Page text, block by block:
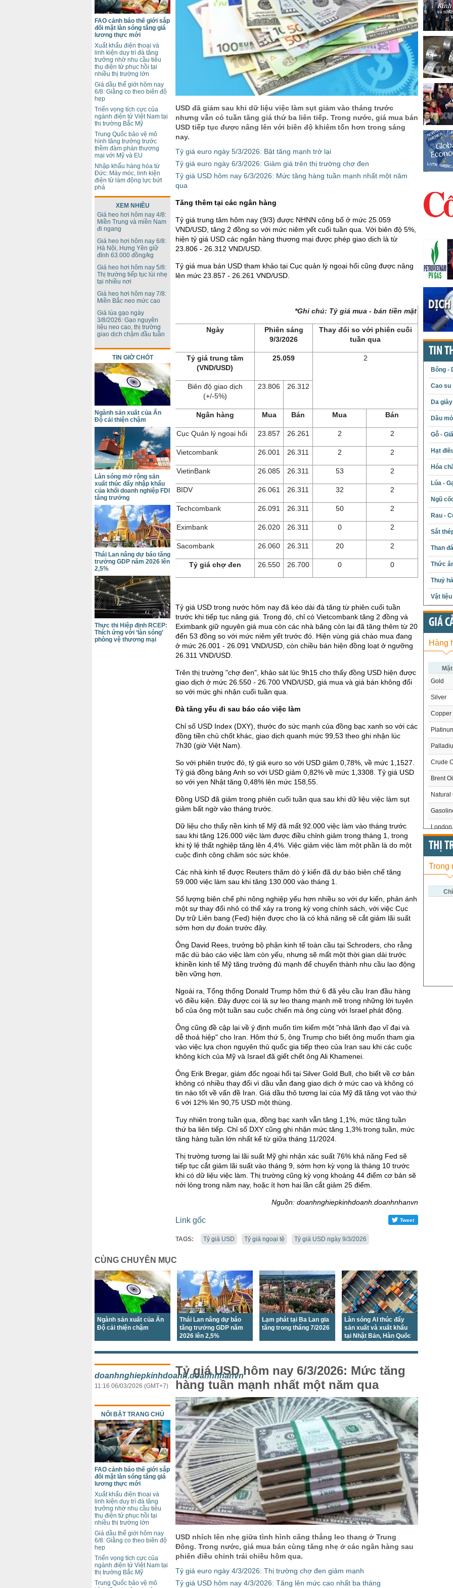
USD đã giảm sau khi dữ liệu việc làm sụt giảm vào tháng trước
nhưng vẫn có tuần tăng giá thứ ba liên tiếp. Trong nước, giá mua bán
USD tiếp tục được nâng lên với biên độ khiêm tốn hơn trong sáng
nay.
Tỷ giá euro ngày 5/3/2026: Bật tăng mạnh trở lại
Tỷ giá euro ngày 6/3/2026: Giảm giá trên thị trường chợ đen
Tỷ giá USD hôm nay 6/3/2026: Mức tăng hàng tuần mạnh nhất một năm
qua
Tăng thêm tại các ngân hàng
Tỷ giá trung tâm hôm nay (9/3) được NHNN công bố ở mức 25.059
VND/USD, tăng 2 đồng so với mức niêm yết cuối tuần qua. Với biên độ 5%,
hiện tỷ giá USD các ngân hàng thương mại được phép giao dịch là từ
23.806 - 26.312 VND/USD.
Tỷ giá mua bán USD tham khảo tại Cục quản lý ngoại hối cũng được nâng
lên mức 23.857 - 26.261 VND/USD.
*Ghi chú: Tỷ giá mua - bán tiền mặt
Ngày
Phiên sáng
9/3/2026
Thay đổi so với phiên cuối
tuần qua
Tỷ giá trung tâm
(VND/USD)
25.059 2
Biên độ giao dịch
(+/-5%)
23.806 26.312
Ngân hàng Mua Bán Mua Bán
Cục Quản lý ngoại hối 23.857 26.261 2 2
Vietcombank 26.001 26.311 2 2
VietinBank 26.085 26.311 53 2
BIDV 26.061 26.311 32 2
Techcombank 26.091 26.311 50 2
Eximbank 26.020 26.311 0 2
Sacombank 26.060 26.311 20 2
Tỷ giá chợ đen 26.550 26.700 0 0
Tỷ giá USD trong nước hôm nay đã kéo dài đà tăng từ phiên cuối tuần
trước khi tiếp tục nâng giá. Trong đó, chỉ có Vietcombank tăng 2 đồng và
Eximbank giữ nguyên giá mua còn các nhà băng còn lại đã tăng thêm từ 20
đến 53 đồng so với mức niêm yết trước đó. Hiện vùng giá chào mua đang
ở mức 26.001 - 26.091 VND/USD, còn chiều bán hiện đồng loạt ở ngưỡng
26.311 VND/USD.
Trên thị trường "chợ đen", khảo sát lúc 9h15 cho thấy đồng USD hiện được
giao dịch ở mức 26.550 - 26.700 VND/USD, giá mua và giá bán không đổi
so với mức ghi nhận cuối tuần qua.
Đà tăng yếu đi sau báo cáo việc làm
Chỉ số USD Index (DXY), thước đo sức mạnh của đồng bạc xanh so với các
đồng tiền chủ chốt khác, giao dịch quanh mức 99,53 theo ghi nhận lúc
7h30 (giờ Việt Nam).
So với phiên trước đó, tỷ giá euro so với USD giảm 0,78%, về mức 1,1527.
Tỷ giá đồng bảng Anh so với USD giảm 0,82% về mức 1,3308. Tỷ giá USD
so với yen Nhật tăng 0,48% lên mức 158,55.
Đồng USD đã giảm trong phiên cuối tuần qua sau khi dữ liệu việc làm sụt
giảm bất ngờ vào tháng trước.
Dữ liệu cho thấy nền kinh tế Mỹ đã mất 92.000 việc làm vào tháng trước
sau khi tăng 126.000 việc làm được điều chỉnh giảm trong tháng 1, trong
khi tỷ lệ thất nghiệp tăng lên 4,4%. Việc giảm việc làm một phần là do một
cuộc đình công chăm sóc sức khỏe.
Các nhà kinh tế được Reuters thăm dò ý kiến đã dự báo biên chế tăng
59.000 việc làm sau khi tăng 130.000 vào tháng 1.
Số lượng biên chế phi nông nghiệp yếu hơn nhiều so với dự kiến, phản ánh
một sự thay đổi nhỏ có thể xảy ra trong kỳ vọng chính sách, với việc Cục
Dự trữ Liên bang (Fed) hiện được cho là có khả năng sẽ cắt giảm lãi suất
sớm hơn dự đoán trước đây.
Ông David Rees, trưởng bộ phận kinh tế toàn cầu tại Schroders, cho rằng
mặc dù báo cáo việc làm còn yếu, nhưng sẽ mất một thời gian dài trước
khinền kinh tế Mỹ tăng trưởng đủ mạnh để chuyển thành nhu cầu lao động
bền vững hơn.
Ngoài ra, Tổng thống Donald Trump hôm thứ 6 đã yêu cầu Iran đầu hàng
vô điều kiện. Đây được coi là sự leo thang mạnh mẽ trong những lời tuyên
bố của ông một tuần sau cuộc chiến mà ông cùng với Israel phát động.
Ông cũng đề cập lại về ý định muốn tìm kiếm một "nhà lãnh đạo vĩ đại và
dễ thoả hiệp" cho Iran. Hôm thứ 5, ông Trump cho biết ông muốn tham gia
vào việc lựa chọn nguyên thủ quốc gia tiếp theo của Iran sau khi các cuộc
không kích của Mỹ và Israel đã giết chết ông Ali Khamenei.
Ông Erik Bregar, giám đốc ngoại hối tại Silver Gold Bull, cho biết về cơ bản
không có nhiều thay đổi vì dầu vẫn đang giao dịch ở mức cao và không có
tin nào tốt về vấn đề Iran. Giá dầu thô tương lai của Mỹ đã tăng vọt vào thứ
6 với 12% lên 90,75 USD một thùng.
Tuy nhiên trong tuần qua, đồng bạc xanh vẫn tăng 1,1%, mức tăng tuần
thứ ba liên tiếp. Chỉ số DXY cũng ghi nhận mức tăng 1,3% trong tuần, mức
tăng hàng tuần lớn nhất kể từ giữa tháng 11/2024.
Thị trường tương lai lãi suất Mỹ ghi nhận xác suất ⁠76% khả năng Fed sẽ
tiếp tục cắt giảm lãi suất vào tháng 9, sớm hơn kỳ vọng là tháng 10 trước
khi có dữ liệu việc làm. Thị trường cũng kỳ vọng khoảng 44 điểm cơ bản sẽ
nới lỏng trong năm nay, hoặc ít hơn hai lần cắt giảm 25 điểm.
Nguồn: doanhnghiepkinhdoanh.doanhnhanvn
Link gốc Tweet
TAGS: Tỷ giá USD Tỷ giá ngoại tệ Tỷ giá USD ngày 9/3/2026
FAO cảnh báo thế giới sắp
đối mặt làn sóng tăng giá
lương thực mới
Xuất khẩu điện thoại và
linh kiện duy trì đà tăng
trưởng nhờ nhu cầu tiêu
thụ điện tử phục hồi tại
nhiều thị trường lớn
Giá dầu thế giới hôm nay
6/8: Giằng co theo biên độ
hẹp
Triển vọng tích cực của
ngành điện tử Việt Nam tại
thị trường Bắc Mỹ
Trung Quốc bảo vệ mô
hình tăng trưởng trước
thềm đàm phán thương
mại với Mỹ và EU
Nhập khẩu hàng hóa từ
Đức: Máy móc, linh kiện
điện tử làm động lực bứt
phá
XEM NHIỀU
Giá heo hơi hôm nay 4/8:
Miền Trung và miền Nam
đi ngang
Giá heo hơi hôm nay 6/8:
Hà Nội, Hưng Yên giữ
đỉnh 63.000 đồng/kg
Giá heo hơi hôm nay 5/8:
Thị trường tiếp tục lùi nhẹ
tại nhiều nơi
Giá heo hơi hôm nay 7/8:
Miền Bắc neo mức cao
Giá lúa gạo ngày
3/8/2026: Gạo nguyên
liệu neo cao, thị trường
giao dịch chậm đầu tuần
TIN GIỜ CHÓT
Ngành sản xuất của Ấn
Độ cải thiện chậm
Làn sóng mở rộng sản
xuất thúc đẩy nhập khẩu
của khối doanh nghiệp FDI
tăng trưởng
Thái Lan nâng dự báo tăng
trưởng GDP năm 2026 lên
2,5%
Thực thi Hiệp định RCEP:
Thích ứng với ‘làn sóng’
phòng vệ thương mại
CÙNG CHUYÊN MỤC
Ngành sản xuất của Ấn
Độ cải thiện chậm
Thái Lan nâng dự báo
tăng trưởng GDP năm
2026 lên 2,5%
Lạm phát tại Ba Lan gia
tăng trong tháng 7/2026
Làn sóng AI thúc đẩy
sản xuất và xuất khẩu
tại Nhật Bản, Hàn Quốc
7/2026
Tỷ giá USD hôm nay 6/3/2026: Mức tăng
hàng tuần mạnh nhất một năm qua
USD nhích lên nhẹ giữa tình hình căng thẳng leo thang ở Trung
Đông. Trong nước, giá mua bán cùng tăng nhẹ ở các ngân hàng sau
phiên điều chỉnh trái chiều hôm qua.
Tỷ giá euro ngày 4/3/2026: Thị trường chợ đen giảm mạnh
Tỷ giá USD hôm nay 4/3/2026: Tăng lên mức cao nhất ba tháng
doanhnghiepkinhdoanh.doanhnhanvn
11:16 06/03/2026 (GMT+7)
NỔI BẬT TRANG CHỦ
FAO cảnh báo thế giới sắp
đối mặt làn sóng tăng giá
lương thực mới
Xuất khẩu điện thoại và
linh kiện duy trì đà tăng
trưởng nhờ nhu cầu tiêu
thụ điện tử phục hồi tại
nhiều thị trường lớn
Giá dầu thế giới hôm nay
6/8: Giằng co theo biên độ
hẹp
Triển vọng tích cực của
ngành điện tử Việt Nam tại
thị trường Bắc Mỹ
Trung Quốc bảo vệ mô
TIN
Bông -
Cao su
Da giày
Dầu
Gỗ -
Hạt
Hóa
Lúa -
Ngũ
Rau -
Sắt
Than đá
Thức
Thuỷ
Vật
GIÁ
Hàng
Gold
Silver
Copper
Crude
Brent
Natural
London
US
US
US
THỊ
Trong